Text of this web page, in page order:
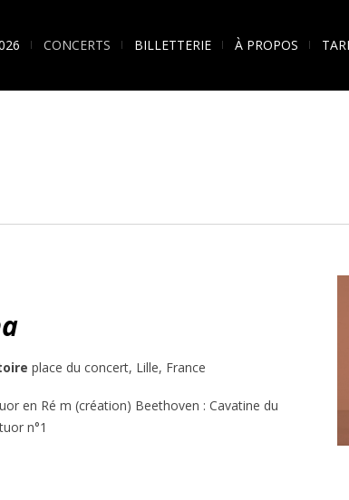
CONCERTS BILLETTERIE À PROPOS
place du concert, Lille, France
en Ré m (création) Beethoven : Cavatine du
n°1